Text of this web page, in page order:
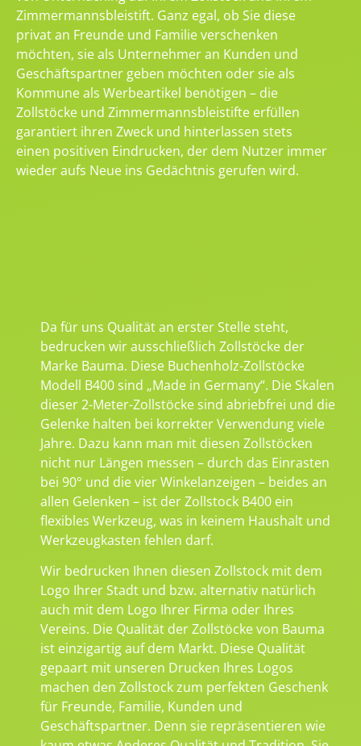
Zimmermannsbleistift. Ganz egal, ob Sie diese
privat an Freunde und Familie verschenken
möchten, sie als Unternehmer an Kunden und
Geschäftspartner geben möchten oder sie als
Kommune als Werbeartikel benötigen – die
Zollstöcke und Zimmermannsbleistifte erfüllen
garantiert ihren Zweck und hinterlassen stets
einen positiven Eindrucken, der dem Nutzer immer
wieder aufs Neue ins Gedächtnis gerufen wird.
Da für uns Qualität an erster Stelle steht,
bedrucken wir ausschließlich Zollstöcke der
Marke Bauma. Diese Buchenholz-Zollstöcke
Modell B400 sind „Made in Germany“. Die Skalen
dieser 2-Meter-Zollstöcke sind abriebfrei und die
Gelenke halten bei korrekter Verwendung viele
Jahre. Dazu kann man mit diesen Zollstöcken
nicht nur Längen messen – durch das Einrasten
bei 90° und die vier Winkelanzeigen – beides an
allen Gelenken – ist der Zollstock B400 ein
flexibles Werkzeug, was in keinem Haushalt und
Werkzeugkasten fehlen darf.
Wir bedrucken Ihnen diesen Zollstock mit dem
Logo Ihrer Stadt und bzw. alternativ natürlich
auch mit dem Logo Ihrer Firma oder Ihres
Vereins. Die Qualität der Zollstöcke von Bauma
ist einzigartig auf dem Markt. Diese Qualität
gepaart mit unseren Drucken Ihres Logos
machen den Zollstock zum perfekten Geschenk
für Freunde, Familie, Kunden und
Geschäftspartner. Denn sie repräsentieren wie